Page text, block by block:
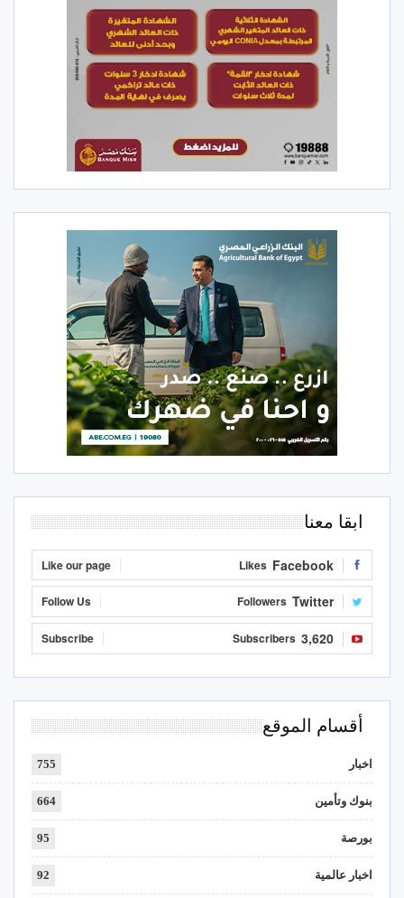
ابقا معنا
Facebook
Likes
Like our page
Twitter
Followers
Follow Us
3,620
Subscribers
Subscribe
أقسام الموقع
اخبار 755
بنوك وتأمين 664
بورصة 95
اخبار عالمية 92